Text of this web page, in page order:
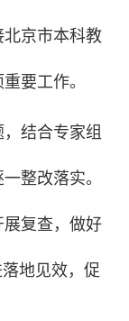
京市本科教
要工作。
结合专家组
整改落实。
复查，做好
地见效，促